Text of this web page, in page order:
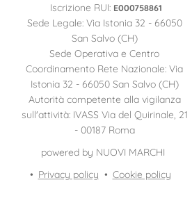
PARTNERSHIP
DIVENTA PARTNER
INFORMATIVA PRIVACY
PROGETTO NOVA
TERRITORIO
GALLERIA IMMAGINI
GRAFICHE 2026
Iscrizione RUI: E000758861
Sede Legale: Via Istonia 32 - 66050
San Salvo (CH)
Sede Operativa e Centro
Coordinamento Rete Nazionale: Via
Istonia 32 - 66050 San Salvo (CH)
Autorità competente alla vigilanza
sull'attività: IVASS Via del Quirinale, 21
- 00187 Roma
powered by NUOVI MARCHI
Privacy policy
Cookie policy